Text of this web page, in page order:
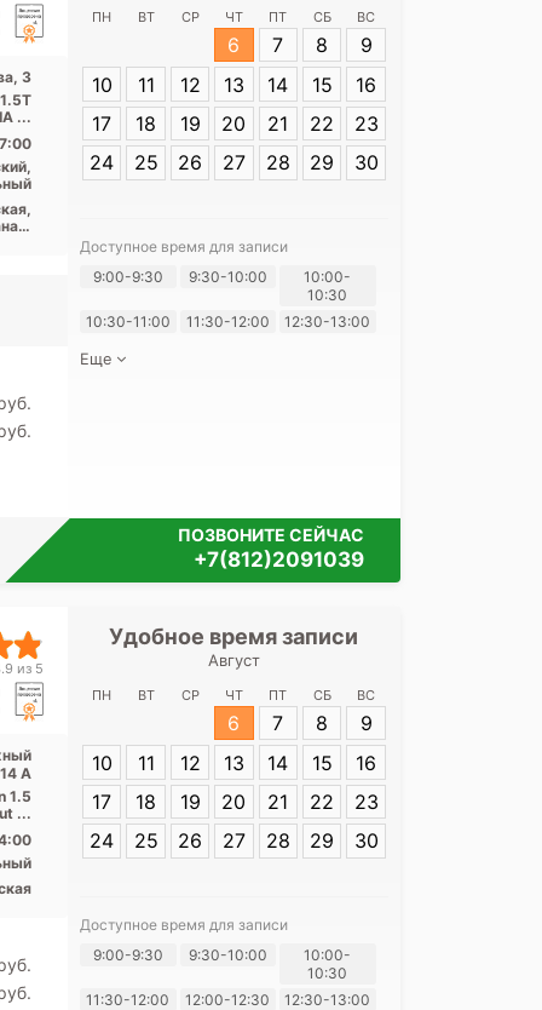
3
...
ПН ВТ СР ЧТ ПТ СБ ВС
6 7 8
9
10
11 12 13 14 15
16
17
18 19 20 21 22
23
24
25 26 27 28 29 30
Доступное время для записи
9:00-9:30
9:30-10:00
10:00-
10:30
10:30-11:00
11:30-12:00 12:30-13:00
Еще
ПОЗВОНИТЕ СЕЙЧАС
+7(812)2091039
из 5
А
1.5
...
Удобное время записи
Август
ПН ВТ СР ЧТ ПТ СБ ВС
6 7 8
9
10
11 12 13 14 15
16
17
18 19 20 21 22
23
24
25 26 27 28 29 30
Доступное время для записи
9:00-9:30
9:30-10:00
10:00-
10:30
11:30-12:00
12:00-12:30 12:30-13:00